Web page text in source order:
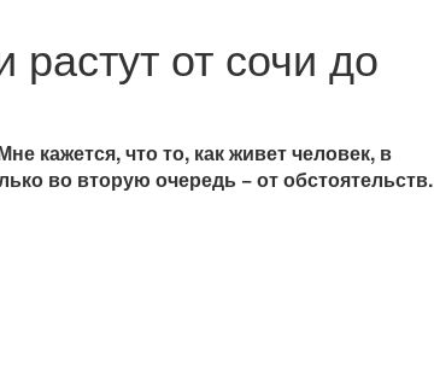
от сочи до
кажется, что то, как живет человек, в
во вторую очередь − от обстоятельств.